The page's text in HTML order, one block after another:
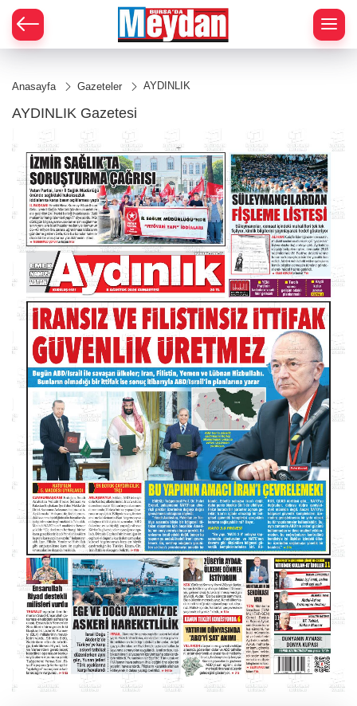
Anasayfa Gazeteler AYDINLIK
AYDINLIK Gazetesi